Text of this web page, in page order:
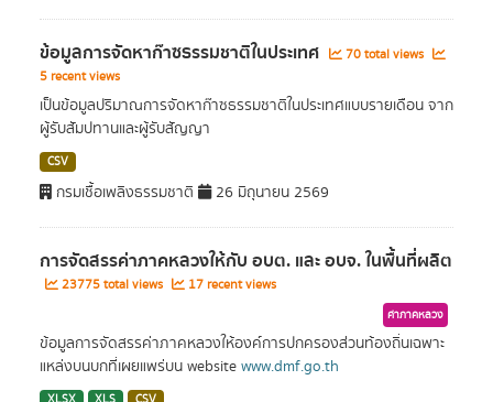
ข้อมูลการจัดหาก๊าซธรรมชาติในประเทศ
70 total views
5 recent views
เป็นข้อมูลปริมาณการจัดหาก๊าซธรรมชาติในประเทศแบบรายเดือน จาก
ผู้รับสัมปทานและผู้รับสัญญา
CSV
กรมเชื้อเพลิงธรรมชาติ 26 มิถุนายน 2569
การจัดสรรค่าภาคหลวงให้กับ อบต. และ อบจ. ในพื้นที่ผลิต
23775 total views 17 recent views
ค่าภาคหลวง
ข้อมูลการจัดสรรค่าภาคหลวงให้องค์การปกครองส่วนท้องถิ่นเฉพาะ
แหล่งบนบกที่เผยแพร่บน website www.dmf.go.th